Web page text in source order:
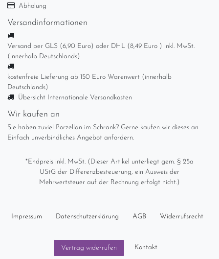
Abholung
Versandinformationen
Versand per GLS (6,90 Euro) oder DHL (8,49 Euro ) inkl. MwSt.
(innerhalb Deutschlands)
kostenfreie Lieferung ab 150 Euro Warenwert (innerhalb
Deutschlands)
Übersicht Internationale Versandkosten
Wir kaufen an
Sie haben zuviel Porzellan im Schrank? Gerne kaufen wir dieses an.
Einfach unverbindliches Angebot anfordern.
*Endpreis inkl. MwSt. (Dieser Artikel unterliegt gem. § 25a
UStG der Differenzbesteuerung, ein Ausweis der
Mehrwertsteuer auf der Rechnung erfolgt nicht.)
Impressum Daten­schutz­erklärung AGB Widerrufs­recht
Vertrag widerrufen Kontakt